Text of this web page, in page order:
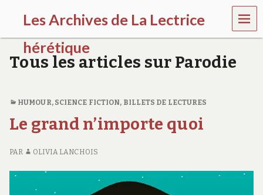
Les Archives de La Lectrice
hérétique
(
0
-
0
0
MEN
U
Tous les articles sur Parodie
HUMOUR, SCIENCE FICTION, BILLETS DE LECTURES
Le grand n’importe quoi
PAR OLIVIA LANCHOIS